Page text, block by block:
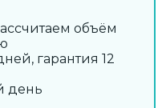
объём
гарантия 12
день